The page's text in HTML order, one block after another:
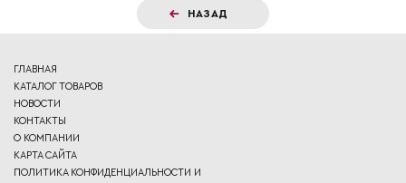
НАЗАД
ГЛАВНАЯ
КАТАЛОГ ТОВАРОВ
НОВОСТИ
КОНТАКТЫ
О КОМПАНИИ
КАРТА САЙТА
ПОЛИТИКА КОНФИДЕНЦИАЛЬНОСТИ И